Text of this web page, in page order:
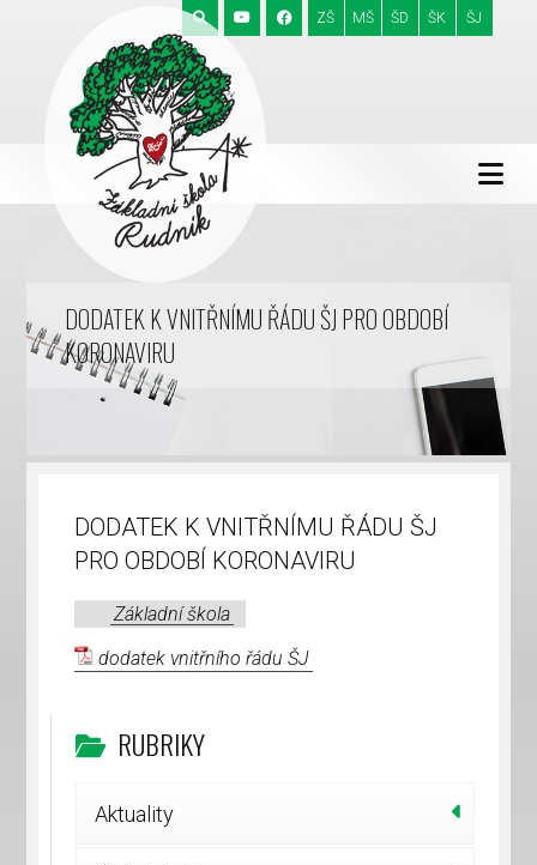
ZŠ MŠ ŠD ŠK ŠJ
DODATEK K VNITŘNÍMU ŘÁDU ŠJ PRO OBDOBÍ
KORONAVIRU
DODATEK K VNITŘNÍMU ŘÁDU ŠJ
PRO OBDOBÍ KORONAVIRU
Základní škola
dodatek vnitřního řádu ŠJ
RUBRIKY
Aktuality